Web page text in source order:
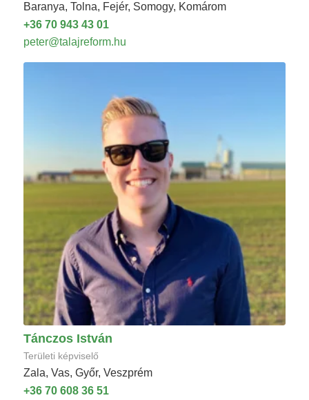
Baranya, Tolna, Fejér, Somogy, Komárom
+36 70 943 43 01
peter@talajreform.hu
Tánczos István
Területi képviselő
Zala, Vas, Győr, Veszprém
+36 70 608 36 51